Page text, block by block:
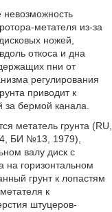
невозможность
метателя из-за
ножей,
откоса и дна
пни от
регулирования
приводит к
за бермой канала.
метатель грунта (RU,
БИ №13, 1979),
валу диск с
горизонтальном
грунт к лопастям
к
штуцеров-